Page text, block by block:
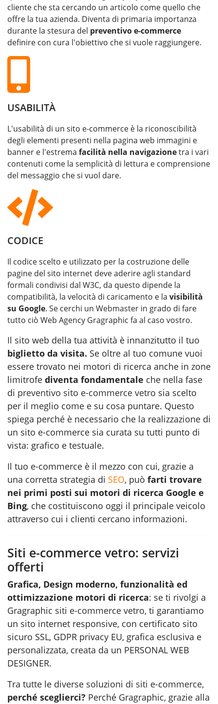
cliente che sta cercando un articolo come quello che
offre la tua azienda. Diventa di primaria importanza
durante la stesura del preventivo e-commerce
definire con cura l'obiettivo che si vuole raggiungere.
USABILITÀ
L'usabilità di un sito e-commerce è la riconoscibilità
degli elementi presenti nella pagina web immagini e
banner e l'estrema facilità nella navigazionetra i vari
contenuti come la semplicità di lettura e comprensione
del messaggio che si vuol dare.
CODICE
Il codice scelto e utilizzato per la costruzione delle
pagine del sito internet deve aderire agli standard
formali condivisi dal W3C, da questo dipende la
compatibilità, la velocità di caricamento e la visibilità
su Google. Se cerchi un Webmaster in grado di fare
tutto ciò Web Agency Gragraphic fa al caso vostro.
Il sito web della tua attività è innanzitutto il tuo
biglietto da visita. Se oltre al tuo comune vuoi
essere trovato nei motori di ricerca anche in zone
limitrofe diventa fondamentale che nella fase
di preventivo sito e-commerce vetro sia scelto
per il meglio come e su cosa puntare. Questo
spiega perché è necessario che la realizzazione di
un sito e-commerce sia curata su tutti punto di
vista: grafico e testuale.
Il tuo e-commerce è il mezzo con cui, grazie a
una corretta strategia di SEO, può farti trovare
nei primi posti sui motori di ricerca Google e
Bing, che costituiscono oggi il principale veicolo
attraverso cui i clienti cercano informazioni.
Siti e-commerce vetro: servizi
offerti
Grafica, Design moderno, funzionalità ed
ottimizzazione motori di ricerca: se ti rivolgi a
Gragraphic siti e-commerce vetro, ti garantiamo
un sito internet responsive, con certificato sito
sicuro SSL, GDPR privacy EU, grafica esclusiva e
personalizzata, creata da un PERSONAL WEB
DESIGNER.
Tra tutte le diverse soluzioni di siti e-commerce,
perché sceglierci? Perché Gragraphic, grazie alla